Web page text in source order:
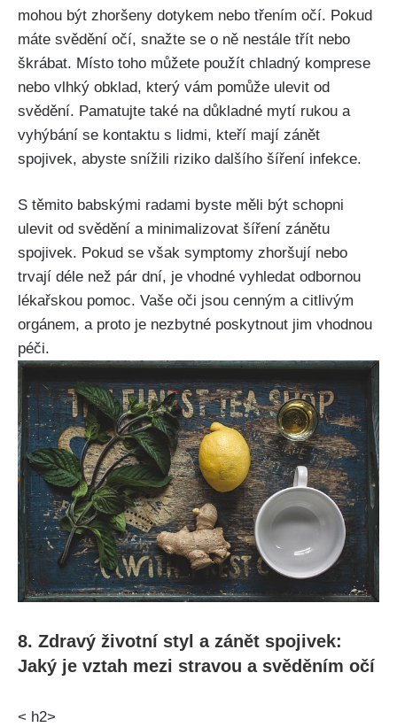
mohou být zhoršeny dotykem‌ nebo třením očí. Pokud
máte svědění očí,⁣ snažte se o ně‌ nestále třít nebo‌
škrábat.⁤ Místo toho můžete použít chladný komprese
nebo vlhký⁣ obklad, který vám pomůže ulevit od
svědění. Pamatujte také na důkladné ⁤mytí ⁣rukou a‍
vyhýbání se kontaktu ⁢s lidmi, kteří mají zánět
spojivek, abyste snížili riziko dalšího šíření infekce.
S těmito babskými radami byste měli být schopni‍
ulevit od svědění ⁤a minimalizovat šíření zánětu
⁣spojivek. Pokud‍ se však ​symptomy zhoršují nebo
trvají déle než⁤ pár dní,⁣ je vhodné‍ vyhledat ‌odbornou
⁢lékařskou pomoc. Vaše ⁢oči jsou cenným‌ a citlivým
orgánem, a proto je nezbytné poskytnout jim vhodnou
péči.
8. Zdravý ​životní styl a zánět spojivek:
Jaký je ‍vztah⁢ mezi‍ stravou a ⁤svěděním očí
< h2>